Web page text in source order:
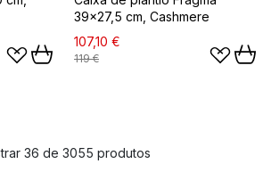
39x27,5 cm, Cashmere
107,10 €
119 €
36 de 3055 produtos